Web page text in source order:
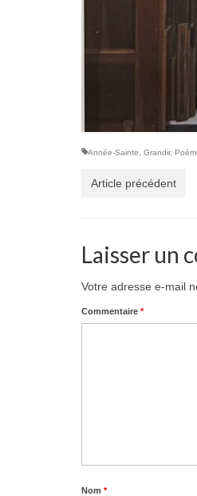
Année-Sainte Grandir,
Article précédent
Laisser un
Votre adresse e-mail
Commentaire *
Nom *